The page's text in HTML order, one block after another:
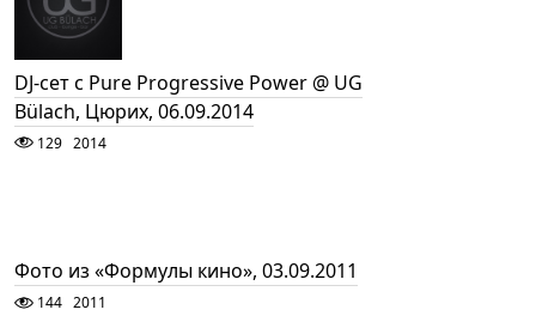
DJ-сет с Pure Progressive Power @ UG
Bülach, Цюрих, 06.09.2014
129 2014
Фото из «Формулы кино», 03.09.2011
144 2011